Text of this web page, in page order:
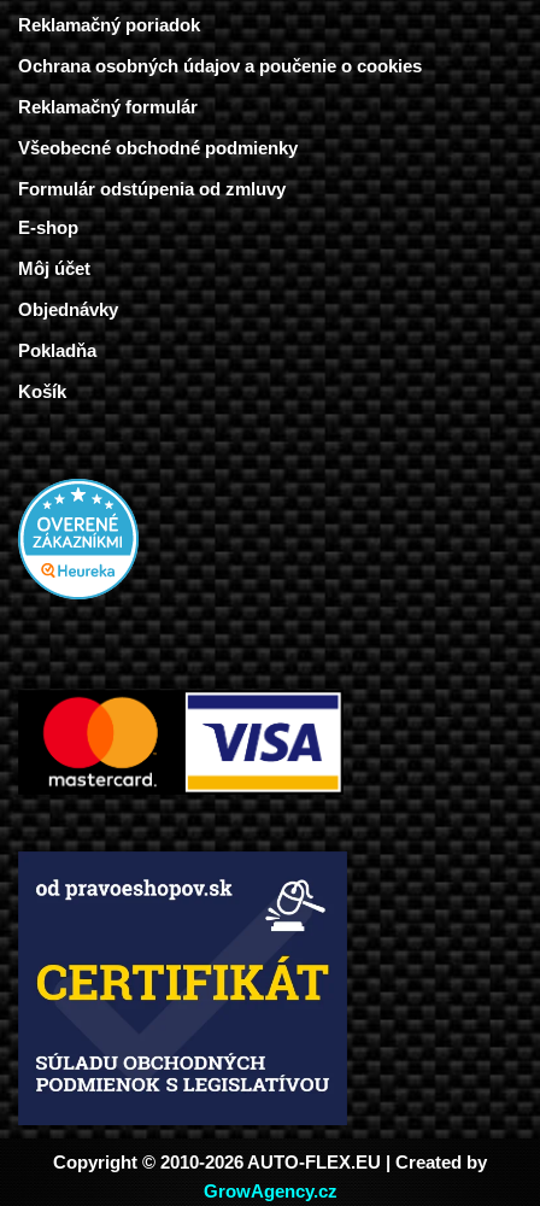
Reklamačný poriadok
Ochrana osobných údajov a poučenie o cookies
Reklamačný formulár
Všeobecné obchodné podmienky
Formulár odstúpenia od zmluvy
E-shop
Môj účet
Objednávky
Pokladňa
Košík
Copyright © 2010-2026 AUTO-FLEX.EU | Created by
GrowAgency.cz